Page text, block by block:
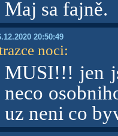
Maj sa fajně.
20:50:49
noci:
MUSI!!! jen
neco
uz neni co